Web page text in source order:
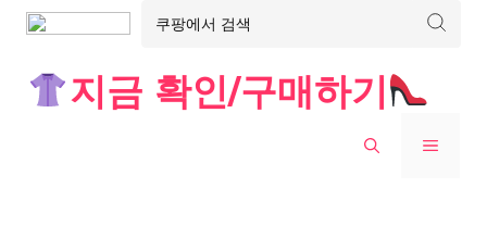
지금 확인/구매하기
MENU